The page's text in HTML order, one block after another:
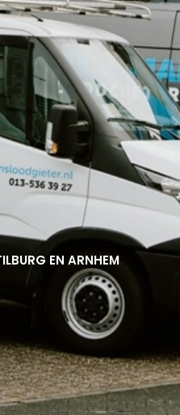
EN ARNHEM
EN ARNHEM
EN ARNHEM